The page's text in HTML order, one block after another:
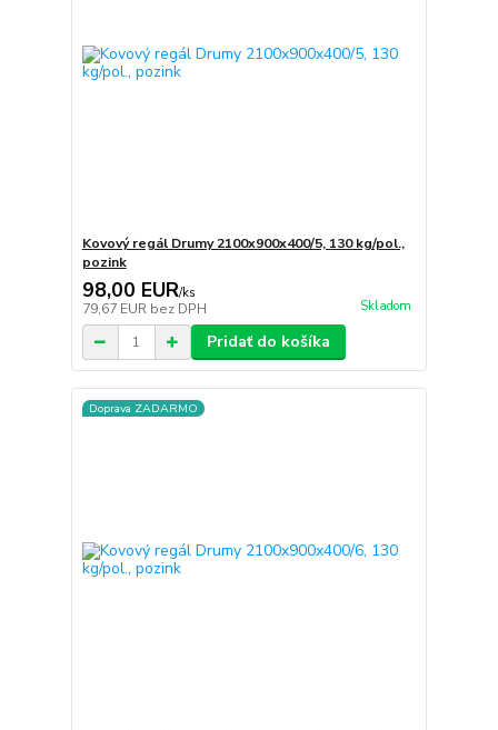
Kovový regál Drumy 2100x900x400/5, 130 kg/pol.,
pozink
98,00 EUR/ks
79,67 EUR bez DPH Skladom
Pridať do košíka
Doprava ZADARMO